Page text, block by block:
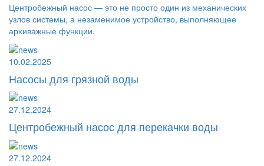
Центробежный насос — это не просто один из механических
узлов системы, а незаменимое устройство, выполняющее
архиважные функции.
10.02.2025
Насосы для грязной воды
27.12.2024
Центробежный насос для перекачки воды
27.12.2024